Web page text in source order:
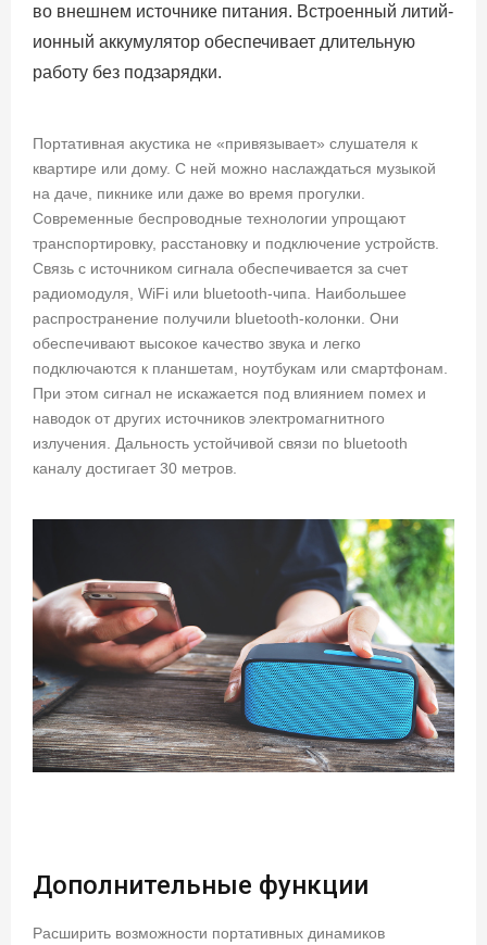
во внешнем источнике питания. Встроенный литий-
ионный аккумулятор обеспечивает длительную
работу без подзарядки.
Портативная акустика не «привязывает» слушателя к
квартире или дому. С ней можно наслаждаться музыкой
на даче, пикнике или даже во время прогулки.
Современные беспроводные технологии упрощают
транспортировку, расстановку и подключение устройств.
Связь с источником сигнала обеспечивается за счет
радиомодуля, WiFi или bluetooth-чипа. Наибольшее
распространение получили bluetooth-колонки. Они
обеспечивают высокое качество звука и легко
подключаются к планшетам, ноутбукам или смартфонам.
При этом сигнал не искажается под влиянием помех и
наводок от других источников электромагнитного
излучения. Дальность устойчивой связи по bluetooth
каналу достигает 30 метров.
Дополнительные функции
Расширить возможности портативных динамиков